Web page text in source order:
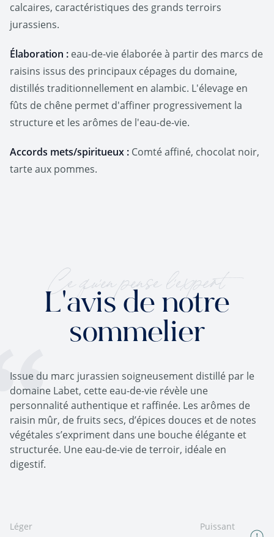
calcaires, caractéristiques des grands terroirs
jurassiens.
Élaboration : eau-de-vie élaborée à partir des marcs de
raisins issus des principaux cépages du domaine,
distillés traditionnellement en alambic. L'élevage en
fûts de chêne permet d'affiner progressivement la
structure et les arômes de l'eau-de-vie.
Accords mets/spiritueux : Comté affiné, chocolat noir,
tarte aux pommes.
Ce qu'en pense l'expert
L'avis de notre
sommelier
Issue du marc jurassien soigneusement distillé par le
domaine Labet, cette eau-de-vie révèle une
personnalité authentique et raffinée. Les arômes de
raisin mûr, de fruits secs, d’épices douces et de notes
végétales s’expriment dans une bouche élégante et
structurée. Une eau-de-vie de terroir, idéale en
digestif.
Léger Puissant